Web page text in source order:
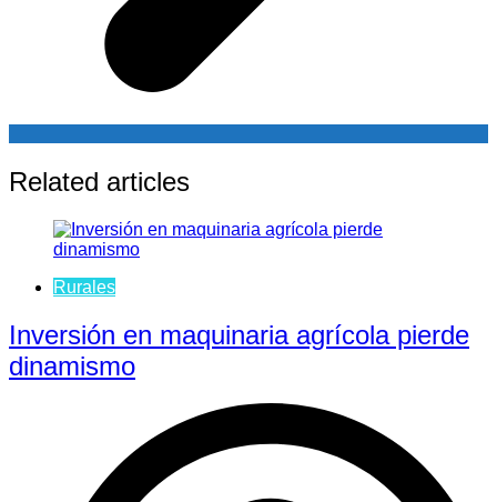
Related articles
Rurales
Inversión en maquinaria agrícola pierde
dinamismo